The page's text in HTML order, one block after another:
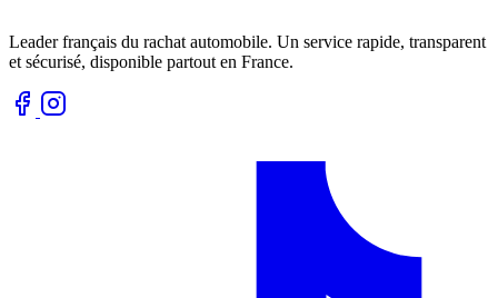
Leader français du rachat automobile. Un service rapide, transparent
et sécurisé, disponible partout en France.